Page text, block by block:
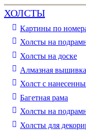
ХОЛСТЫ
Картины по
Холсты на
Холсты на доске
Алмазная
Холст с
Багетная рама
Холсты на
Холсты для